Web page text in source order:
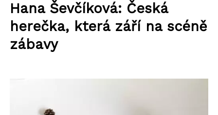
Hana Ševčíková: Česká
herečka, která září na scéně
zábavy